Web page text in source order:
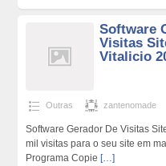
Software
Visitas
Vitalicio
Outras zantenomade
Software Gerador De Visitas
mil visitas para o seu site em
Programa Copie […]